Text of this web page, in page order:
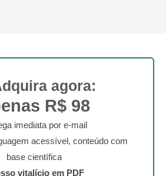
agora:
R$ 98
imediata por e-mail
acessível, conteúdo com
base científica
vitalício em PDF